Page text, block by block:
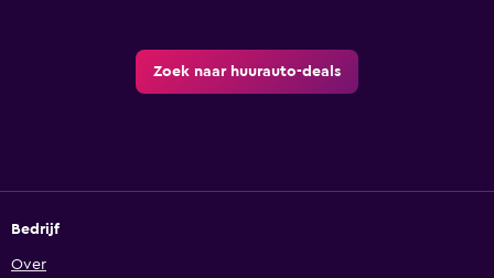
Zoek naar huurauto-deals
Bedrijf
Over